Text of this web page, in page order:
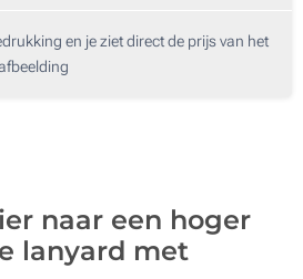
en je ziet direct de prijs van het
naar een hoger
lanyard met